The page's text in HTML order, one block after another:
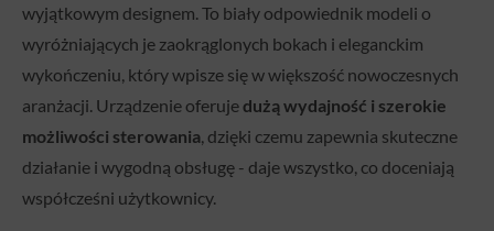
wyjątkowym designem. To biały odpowiednik modeli o
wyróżniających je zaokrąglonych bokach i eleganckim
wykończeniu, który wpisze się w większość nowoczesnych
aranżacji. Urządzenie oferujedużą wydajność i szerokie
możliwości sterowania, dzięki czemu zapewnia skuteczne
działanie i wygodną obsługę - daje wszystko, co doceniają
współcześni użytkownicy.